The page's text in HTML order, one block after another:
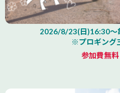
2026/8/23(日)16:30～
※プロギング
参加費無料